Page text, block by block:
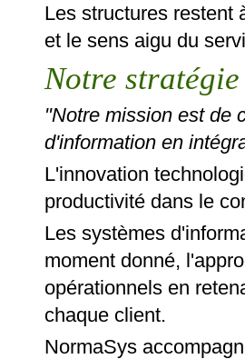
Les structures restent
et le sens aigu du
Notre stratégie
"Notre mission est de
d'information en
L'innovation
productivité dans le
Les systèmes
moment donné,
opérationnels en
chaque client.
NormaSys